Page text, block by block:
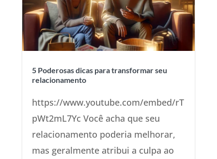
5 Poderosas dicas para transformar seu
relacionamento
https://www.youtube.com/embed/rT
pWt2mL7Yc Você acha que seu
relacionamento poderia melhorar,
mas geralmente atribui a culpa ao